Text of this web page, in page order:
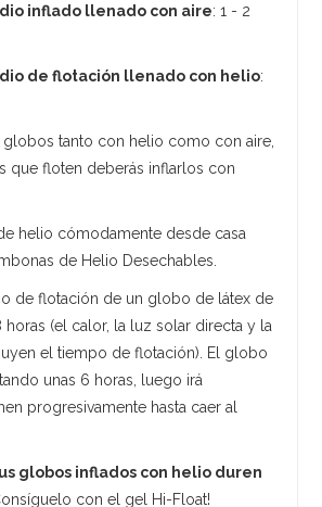
inflado llenado con aire: 1 - 2
de flotación llenado con helio:
globos tanto con helio como con aire,
que floten deberás inflarlos con
helio cómodamente desde casa
de Helio Desechables.
de flotación de un globo de látex de
(el calor, la luz solar directa y la
el tiempo de flotación). El globo
unas 6 horas, luego irá
progresivamente hasta caer al
globos inflados con helio duren
con el gel Hi-Float!